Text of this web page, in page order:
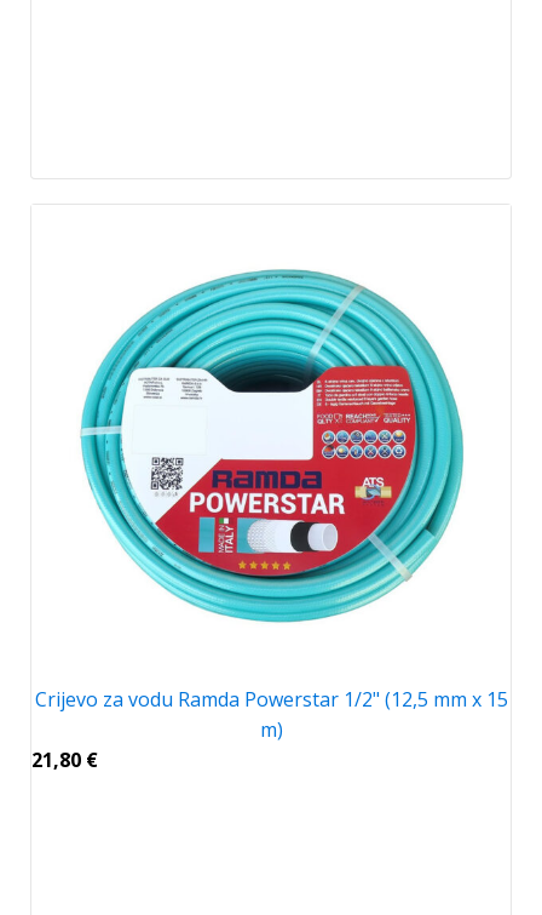
Crijevo za vodu Ramda Powerstar 1/2" (12,5 mm x 15
m)
21,80 €